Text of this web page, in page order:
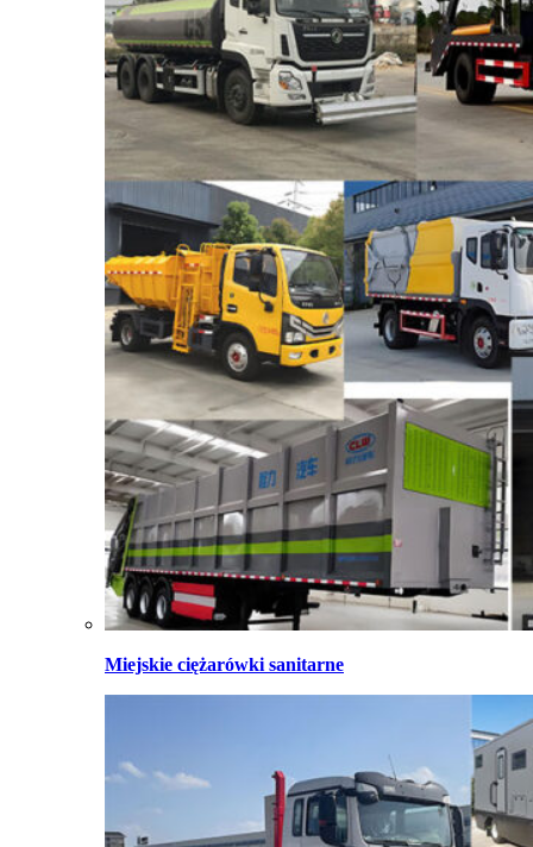
Miejskie ciężarówki sanitarne